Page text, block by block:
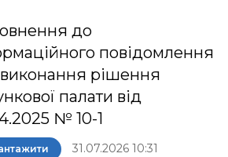
до
повідомлення
рішення
палати від
№ 10-1
31.07.2026 10:31